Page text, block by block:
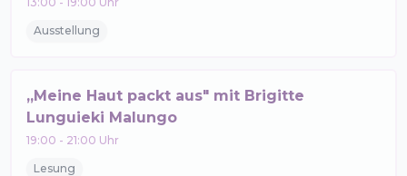
Ausstellung
„Meine Haut packt aus" mit Brigitte
Lunguieki Malungo
19:00 - 21:00 Uhr
Lesung